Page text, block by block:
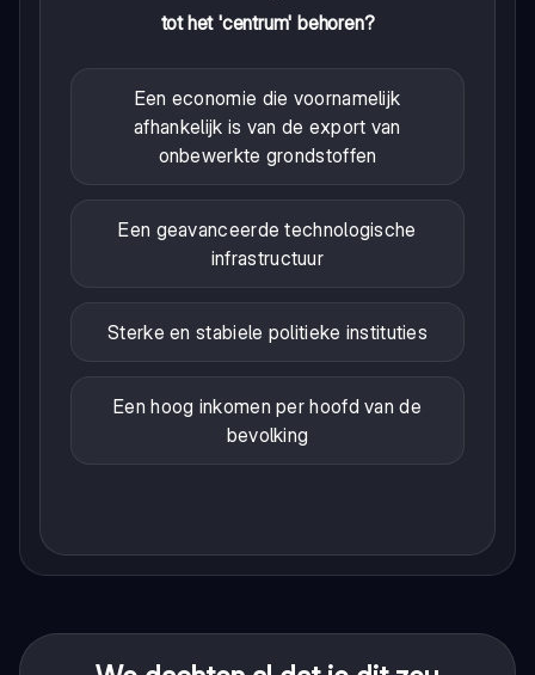
tot het 'centrum' behoren?
Een economie die voornamelijk
afhankelijk is van de export van
onbewerkte grondstoffen
Een geavanceerde technologische
infrastructuur
Sterke en stabiele politieke instituties
Een hoog inkomen per hoofd van de
bevolking